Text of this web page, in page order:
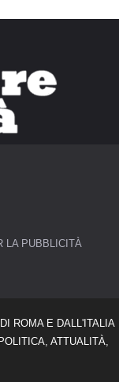
LA PUBBLICITÀ
ROMA E DALL'ITALIA
ATTUALITÀ,